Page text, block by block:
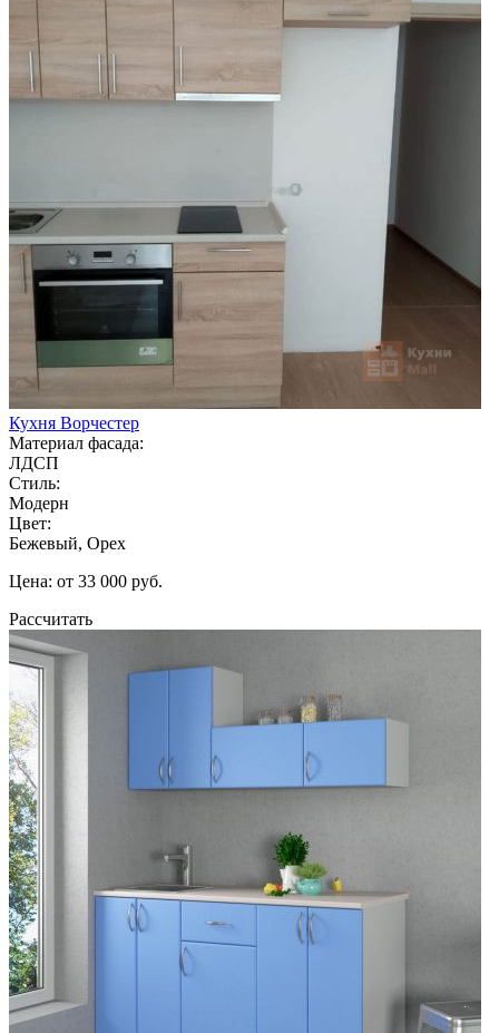
Кухня Ворчестер
Материал фасада:
ЛДСП
Стиль:
Модерн
Цвет:
Бежевый, Орех
Цена: от 33 000 руб.
Рассчитать